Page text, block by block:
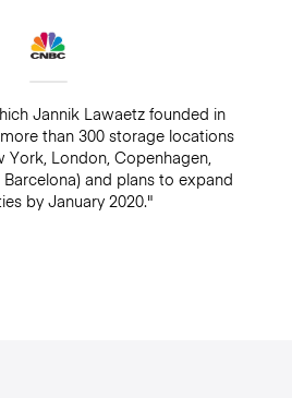
Jannik Lawaetz founded in
than 300 storage locations
York, London, Copenhagen,
and plans to expand
by January 2020."